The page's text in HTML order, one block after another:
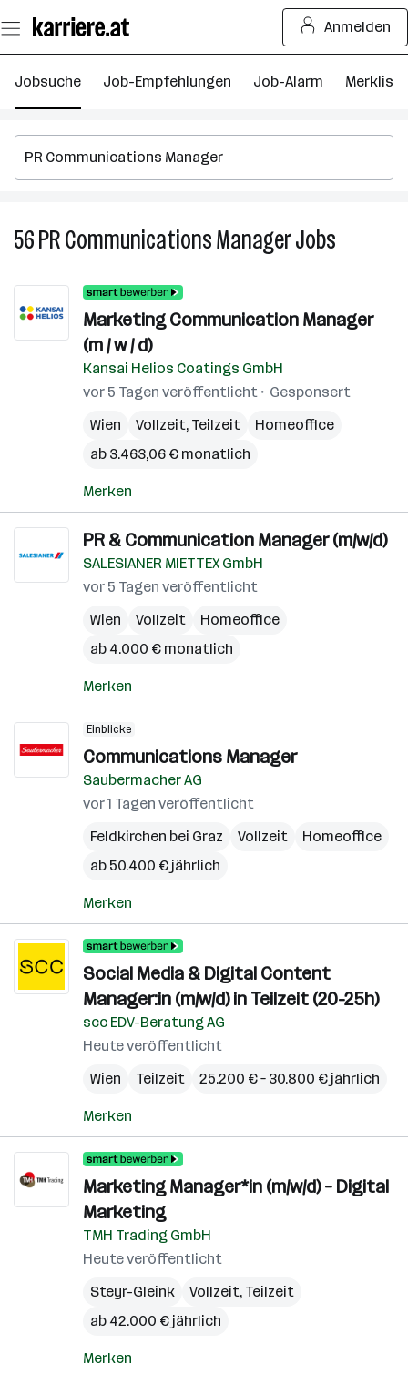
Seiteninhalt
springen
Anmelden
Jobsuche Job-Empfehlungen Job-Alarm Merkliste
56PR Communications ManagerJobs
Jobs
Marketing Communication Manager
(m / w / d)
Kansai Helios Coatings GmbH
vor 5 Tagen veröffentlicht
Gesponsert
Wien
Vollzeit, Teilzeit
Homeoffice
ab 3.463,06 € monatlich
Merken
PR & Communication Manager (m/w/d)
SALESIANER MIETTEX GmbH
vor 5 Tagen veröffentlicht
Wien
Vollzeit
Homeoffice
ab 4.000 € monatlich
Merken
Einblicke
Communications Manager
Saubermacher AG
vor 1 Tagen veröffentlicht
Feldkirchen bei Graz
Vollzeit
Homeoffice
ab 50.400 € jährlich
Merken
Social Media & Digital Content
Manager:in (m/w/d) in Teilzeit (20-25h)
scc EDV-Beratung AG
Heute veröffentlicht
Wien
Teilzeit 25.200 € – 30.800 € jährlich
Merken
Marketing Manager*in (m/w/d) – Digital
Marketing
TMH Trading GmbH
Heute veröffentlicht
Steyr-Gleink
Vollzeit, Teilzeit
ab 42.000 € jährlich
Merken